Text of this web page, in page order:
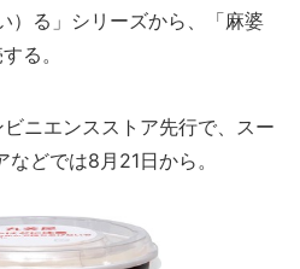
）る」シリーズから、「麻婆
る。
ニエンスストア先行で、スー
どでは8月21日から。